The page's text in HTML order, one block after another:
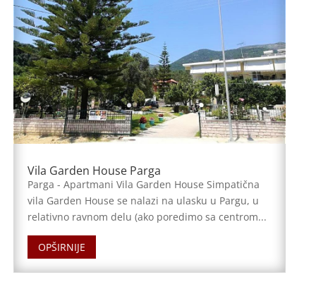
Vila Garden House Parga
Parga - Apartmani Vila Garden House Simpatična
vila Garden House se nalazi na ulasku u Pargu, u
relativno ravnom delu (ako poredimo sa centrom...
OPŠIRNIJE